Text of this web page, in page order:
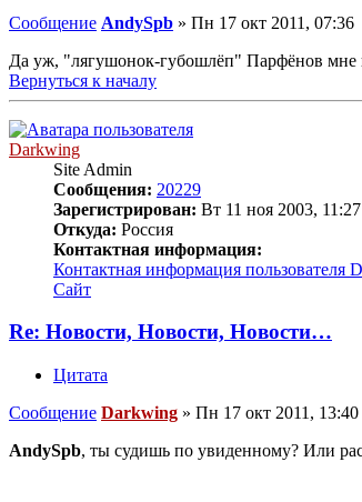
Сообщение AndySpb » Пн 17 окт 2011, 07:36
Да уж, "лягушонок-губошлёп" Парфёнов мне
Вернуться к началу
Darkwing
Site Admin
Сообщения: 20229
Зарегистрирован: Вт 11 ноя 2003, 11:27
Откуда: Россия
Контактная информация:
Контактная информация пользователя
Сайт
Re: Новости, Новости, Новости…
Цитата
Сообщение Darkwing » Пн 17 окт 2011, 13:40
AndySpb, ты судишь по увиденному? Или